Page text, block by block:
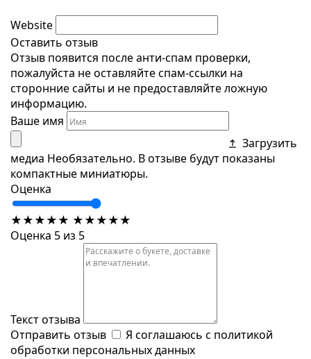
Website
Оставить отзыв
Отзыв появится после анти-спам проверки,
пожалуйста не оставляйте спам-ссылки на
сторонние сайты и не предоставляйте ложную
информацию.
Ваше имя
Загрузить
медиа Необязательно. В отзыве будут показаны
компактные миниатюры.
Оценка
★★★★★ ★★★★★
Оценка 5 из 5
Текст отзыва
Отправить отзыв
Я соглашаюсь с политикой
обработки персональных данных